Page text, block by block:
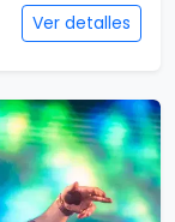
Ver detalles